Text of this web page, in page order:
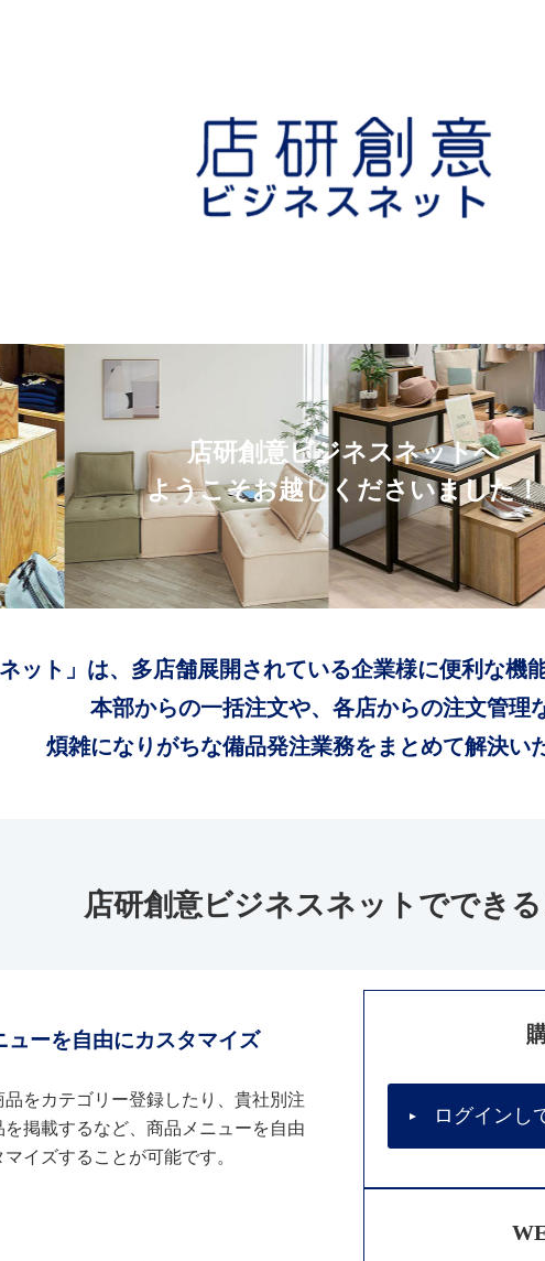
店研創意ビジネスネットへ
ようこそお越しくださいました！
ット」は、多店舗展開されている企業様に便利な機
本部からの一括注文や、各店からの注文管理
煩雑になりがちな備品発注業務をまとめて解決い
店研創意ビジネスネットでできる
ューを自由にカスタマイズ
をカテゴリー登録したり、貴社別注
掲載するなど、商品メニューを自由
イズすることが可能です。
ログインし